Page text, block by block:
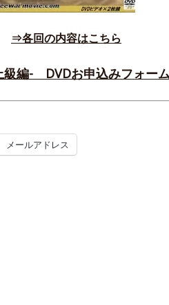
⇒各回の内容はこちら
編- DVDお申込みフォ
メールアドレス